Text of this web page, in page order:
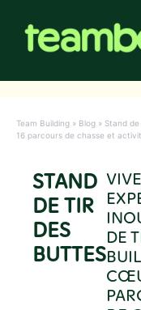
contenu
Team Building » Blog » Stand
16 parcours de chasse et
STAND
DE TIR
DES
BUTTES
DE